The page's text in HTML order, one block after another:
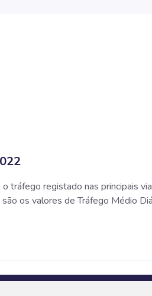
tráfego registado nas principais
os valores de Tráfego Médio